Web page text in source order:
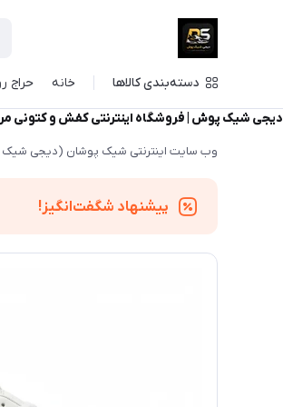
دسته‌بندی کالاها خانه حراج
دیجی شیک پوش | فروشگاه اینترنتی کفش و کتونی
وب سایت اینترنتی شیک پوشان (دیجی
پیشنهاد شگفت‌انگیز!